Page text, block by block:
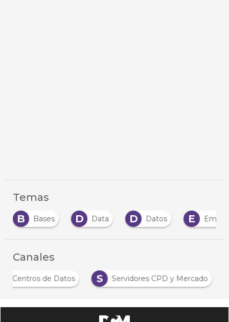
Temas
D
Data D Datos E Empresas E
Canales
A
Análisis Centros de Datos S Servidores CPD y